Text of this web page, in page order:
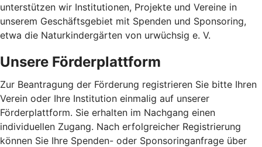
unterstützen wir Institutionen, Projekte und Vereine in
unserem Geschäftsgebiet mit Spenden und Sponsoring,
etwa die Naturkindergärten von urwüchsig e. V.
Unsere Förderplattform
Zur Beantragung der Förderung registrieren Sie bitte Ihren
Verein oder Ihre Institution einmalig auf unserer
Förderplattform. Sie erhalten im Nachgang einen
individuellen Zugang. Nach erfolgreicher Registrierung
können Sie Ihre Spenden- oder Sponsoringanfrage über